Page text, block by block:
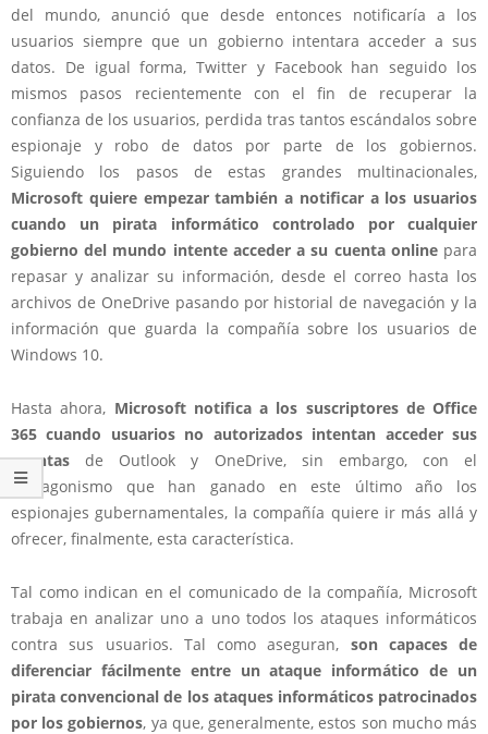
del mundo, anunció que desde entonces notificaría a los
usuarios siempre que un gobierno intentara acceder a sus
datos. De igual forma, Twitter y Facebook han seguido los
mismos pasos recientemente con el fin de recuperar la
confianza de los usuarios, perdida tras tantos escándalos sobre
espionaje y robo de datos por parte de los gobiernos.
Siguiendo los pasos de estas grandes multinacionales,
Microsoft quiere empezar también a notificar a los usuarios
cuando un pirata informático controlado por cualquier
gobierno del mundo intente acceder a su cuenta onlinepara
repasar y analizar su información, desde el correo hasta los
archivos de OneDrive pasando por historial de navegación y la
información que guarda la compañía sobre los usuarios de
Windows 10.
Hasta ahora, Microsoft notifica a los suscriptores de Office
365 cuando usuarios no autorizados intentan acceder sus
cuentas de Outlook y OneDrive, sin embargo, con el
protagonismo que han ganado en este último año los
espionajes gubernamentales, la compañía quiere ir más allá y
ofrecer, finalmente, esta característica.
Tal como indican en el comunicado de la compañía, Microsoft
trabaja en analizar uno a uno todos los ataques informáticos
contra sus usuarios. Tal como aseguran, son capaces de
diferenciar fácilmente entre un ataque informático de un
pirata convencional de los ataques informáticos patrocinados
por los gobiernos, ya que, generalmente, estos son mucho más